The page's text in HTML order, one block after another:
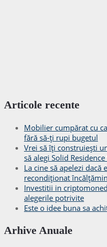
Articole recente
Mobilier cumpărat cu
fără să-ți rupi bugetul
Vrei să îți construiești
să alegi Solid
La cine să apelezi dacă
recondiționat
Investitii in
alegerile potrivite
Este o idee buna sa
Arhive Anuale